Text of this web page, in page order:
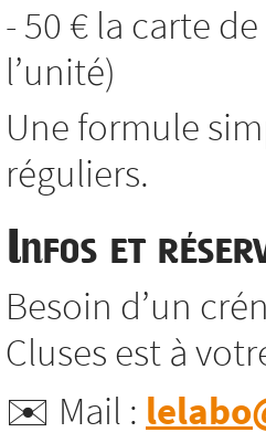
- 50 € la carte
l’unité)
Une formule
réguliers.
Infos et
Besoin d’un
Cluses est à
✉️ Mail :